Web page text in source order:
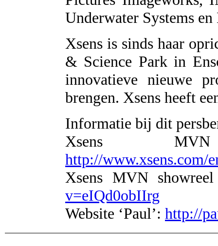
Underwater Systems
Xsens is sinds haar
& Science Park in
innovatieve nieuwe
brengen. Xsens heeft
Informatie bij dit
Xsens
http://www.xsens.com/
Xsens MVN
v=eIQd0obIIrg
Website ‘Paul’: http://